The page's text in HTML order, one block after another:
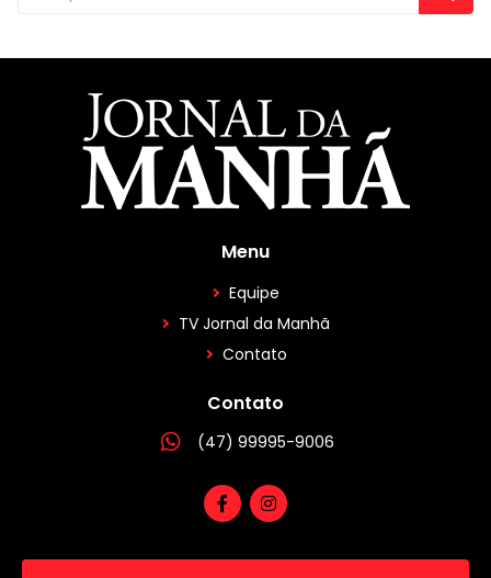
Menu
Equipe
TV Jornal da Manhã
Contato
Contato
(47) 99995-9006